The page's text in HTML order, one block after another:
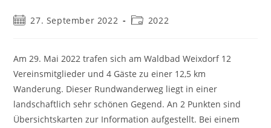
27. September 2022 2022
Am 29. Mai 2022 trafen sich am Waldbad Weixdorf 12
Vereinsmitglieder und 4 Gäste zu einer 12,5 km
Wanderung. Dieser Rundwanderweg liegt in einer
landschaftlich sehr schönen Gegend. An 2 Punkten sind
Übersichtskarten zur Information aufgestellt. Bei einem